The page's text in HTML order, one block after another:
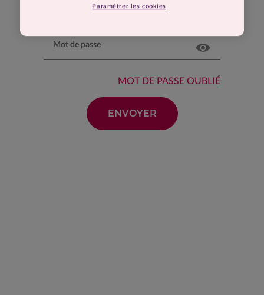
Mot de passe
MOT DE PASSE OUBLIÉ
Paramétrer les cookies